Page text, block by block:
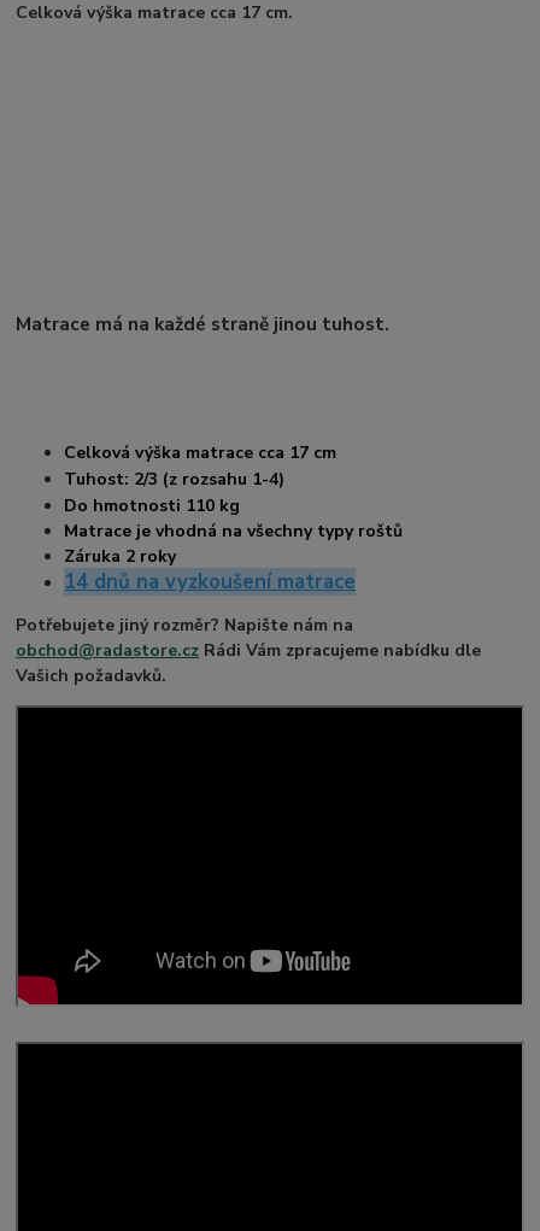
Celková výška matrace cca 17 cm.
Matrace má na každé straně jinou tuhost.
Celková výška matrace cca 17 cm
Tuhost: 2/3 (z rozsahu 1-4)
Do hmotnosti 110 kg
Matrace je vhodná na všechny typy roštů
Záruka 2 roky
14 dnů na vyzkoušení matrace
Potřebujete jiný rozměr? Napište nám na
obchod@radastore.cz Rádi Vám zpracujeme nabídku dle
Vašich požadavků.